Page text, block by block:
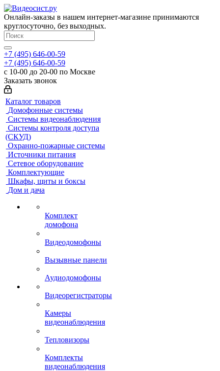
Онлайн-заказы в нашем интернет-магазине принимаются
круглосуточно, без выходных.
+7 (495) 646-00-59
+7 (495) 646-00-59
с 10-00 до 20-00 по Москве
Заказать звонок
Каталог товаров
Домофонные системы
Системы видеонаблюдения
Системы контроля доступа
(СКУД)
Охранно-пожарные системы
Источники питания
Сетевое оборудование
Комплектующие
Шкафы, щиты и боксы
Дом и дача
Комплект
домофона
Видеодомофоны
Вызывные панели
Аудиодомофоны
Видеорегистраторы
Камеры
видеонаблюдения
Тепловизоры
Комплекты
видеонаблюдения